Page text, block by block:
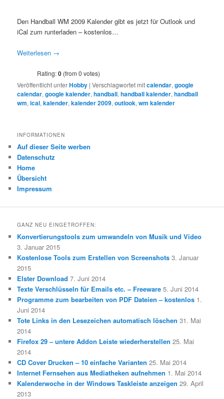
Den Handball WM 2009 Kalender gibt es jetzt für Outlook und
iCal zum runterladen – kostenlos…
Weiterlesen →
Rating:0 (from 0 votes)
Veröffentlicht unterHobby |Verschlagwortet mitcalendar,google
calendar,google kalender,handball,handball kalender,handball
wm,ical,kalender,kalender 2009,outlook,wm kalender
INFORMATIONEN
Auf dieser Seite werben
Datenschutz
Home
Übersicht
Impressum
GANZ NEU EINGETROFFEN:
Konvertierungstools zum umwandeln von Musik und Video
3. Januar 2015
Kostenlose Tools zum Erstellen von Screenshots 3. Januar
2015
Elster Download 7. Juni 2014
Texte Verschlüsseln für Emails etc. – Freeware 5. Juni 2014
Programme zum bearbeiten von PDF Dateien – kostenlos 1.
Juni 2014
Tote Links in den Lesezeichen automatisch löschen 31. Mai
2014
Firefox 29 – untere Addon Leiste wiederherstellen 25. Mai
2014
CD Cover Drucken – 10 einfache Varianten 25. Mai 2014
Internet Fernsehen aus Mediatheken aufnehmen 1. Mai 2014
Kalenderwoche in der Windows Taskleiste anzeigen 29. April
2013